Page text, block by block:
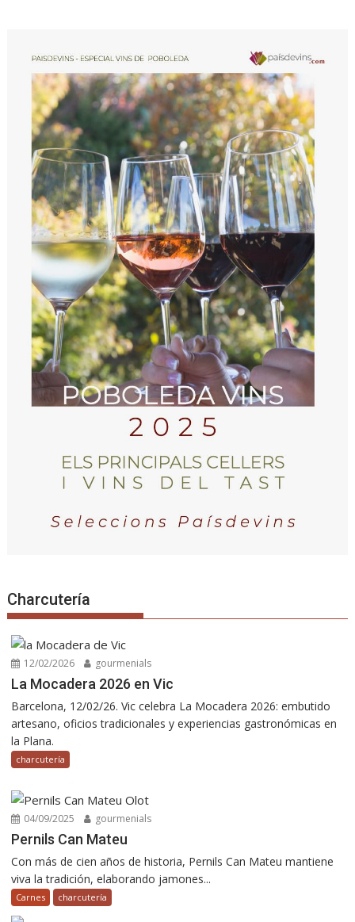
Charcutería
12/02/2026 gourmenials
La Mocadera 2026 en Vic
Barcelona, 12/02/26. Vic celebra La Mocadera 2026: embutido
artesano, oficios tradicionales y experiencias gastronómicas en
la Plana.
charcutería
04/09/2025 gourmenials
Pernils Can Mateu
Con más de cien años de historia, Pernils Can Mateu mantiene
viva la tradición, elaborando jamones...
Carnes charcutería